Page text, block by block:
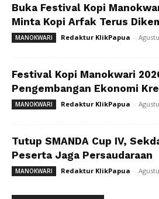
Buka Festival Kopi
Minta Kopi Arfak Terus
MANOKWARI Redaktur KlikPapua -
Festival Kopi Manokwari
Pengembangan Ekonomi
MANOKWARI Redaktur KlikPapua -
Tutup SMANDA Cup IV,
Peserta Jaga Persaudaraan
MANOKWARI Redaktur KlikPapua -